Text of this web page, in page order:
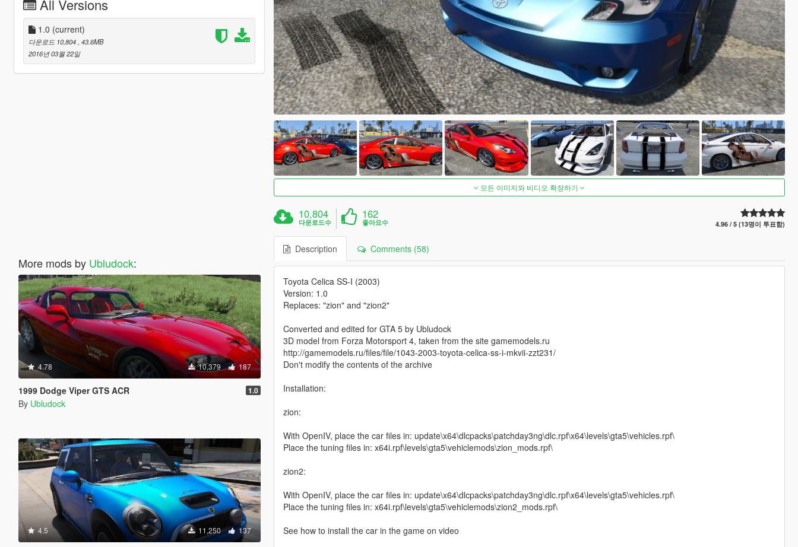
All Versions
1.0 (current)
다운로드 10,804 , 43.6MB
2016년 03월 22일
More mods by Ubludock:
4.78 10,379 187
1999 Dodge Viper GTS ACR 1.0
By Ubludock
4.5 11,250 137
모든 이미지와 비디오 확장하기
10,804
다운로드수
162
좋아요수 4.96 / 5 (13명이 투표함)
Description Comments (58)
Toyota Celica SS-I (2003)
Version: 1.0
Replaces: "zion" and "zion2"
Converted and edited for GTA 5 by Ubludock
3D model from Forza Motorsport 4, taken from the site gamemodels.ru
http://gamemodels.ru/files/file/1043-2003-toyota-celica-ss-i-mkvii-zzt231/
Don't modify the contents of the archive
Installation:
zion:
With OpenIV, place the car files in: update\x64\dlcpacks\patchday3ng\dlc.rpf\x64\levels\gta5\vehicles.rpf\
Place the tuning files in: x64i.rpf\levels\gta5\vehiclemods\zion_mods.rpf\
zion2:
With OpenIV, place the car files in: update\x64\dlcpacks\patchday3ng\dlc.rpf\x64\levels\gta5\vehicles.rpf\
Place the tuning files in: x64i.rpf\levels\gta5\vehiclemods\zion2_mods.rpf\
See how to install the car in the game on video